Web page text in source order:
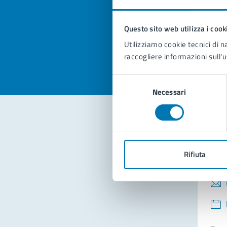
Questo sito web utilizza i
Utilizziamo cookie tecnici di
raccogliere informazioni
del
Necessari
Rifiuta
Valuta la